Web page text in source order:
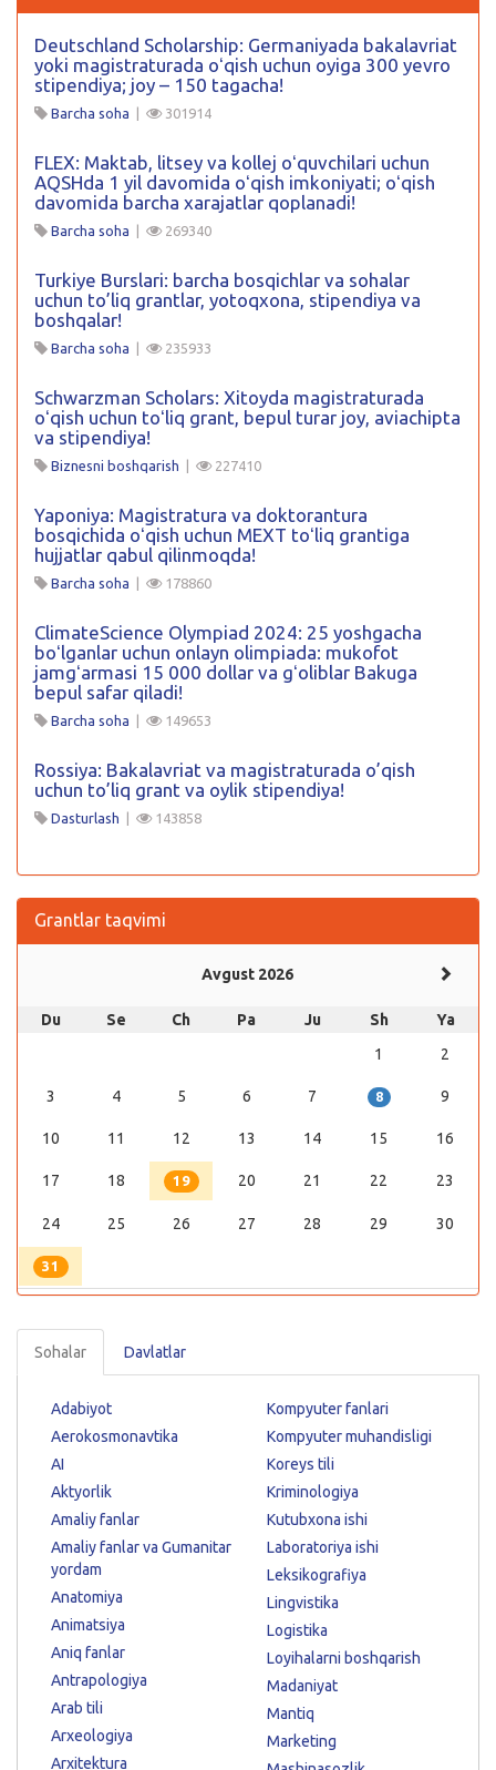
Deutschland Scholarship: Germaniyada bakalavriat
yoki magistraturada oʻqish uchun oyiga 300 yevro
stipendiya; joy – 150 tagacha!
Barcha soha | 301914
FLEX: Maktab, litsey va kollej oʻquvchilari uchun
AQSHda 1 yil davomida oʻqish imkoniyati; oʻqish
davomida barcha xarajatlar qoplanadi!
Barcha soha | 269340
Turkiye Burslari: barcha bosqichlar va sohalar
uchun to’liq grantlar, yotoqxona, stipendiya va
boshqalar!
Barcha soha | 235933
Schwarzman Scholars: Xitoyda magistraturada
oʻqish uchun toʻliq grant, bepul turar joy, aviachipta
va stipendiya!
Biznesni boshqarish | 227410
Yaponiya: Magistratura va doktorantura
bosqichida oʻqish uchun MEXT toʻliq grantiga
hujjatlar qabul qilinmoqda!
Barcha soha | 178860
ClimateScience Olympiad 2024: 25 yoshgacha
boʻlganlar uchun onlayn olimpiada: mukofot
jamgʻarmasi 15 000 dollar va gʻoliblar Bakuga
bepul safar qiladi!
Barcha soha | 149653
Rossiya: Bakalavriat va magistraturada o’qish
uchun to’liq grant va oylik stipendiya!
Dasturlash | 143858
Grantlar taqvimi
Avgust 2026
Du Se Ch Pa Ju Sh
Ya
1
2
3 4 5 6 7 8 9
10 11 12 13 14 15 16
17 18 19 20 21 22 23
24 25 26 27 28 29 30
31
Sohalar Davlatlar
Adabiyot
Aerokosmonavtika
AI
Aktyorlik
Amaliy fanlar
Amaliy fanlar va Gumanitar
yordam
Anatomiya
Animatsiya
Aniq fanlar
Antrapologiya
Arab tili
Arxeologiya
Arxitektura
Kompyuter fanlari
Kompyuter muhandisligi
Koreys tili
Kriminologiya
Kutubxona ishi
Laboratoriya ishi
Leksikografiya
Lingvistika
Logistika
Loyihalarni boshqarish
Madaniyat
Mantiq
Marketing